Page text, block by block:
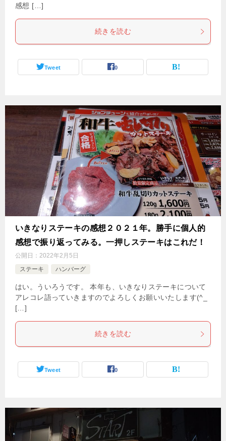
感想 […]
続きを読む
Tweet 0
いきなりステーキの感想２０２１年。勝手に個人的
感想で振り返ってみる。一押しステーキはこれだ！
公開日： 2022年2月5日
ステーキ
ハンバーグ
はい。ういろうです。 本年も、いきなりステーキについて
アレコレ語っていきますのでよろしくお願いいたします(^_
[…]
続きを読む
Tweet 0